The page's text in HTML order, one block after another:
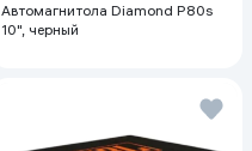
Автомагнитола Diamond P80s
10", черный